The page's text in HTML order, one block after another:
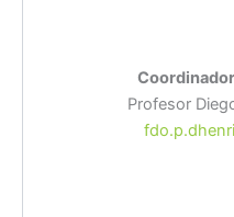
Profesor